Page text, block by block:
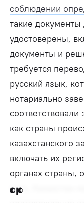
соблюдении
такие
удостоверены,
документы и
требуется
русский язык,
нотариально
как страны
казахстанского
включать их
органах страны,
того, Казахстан